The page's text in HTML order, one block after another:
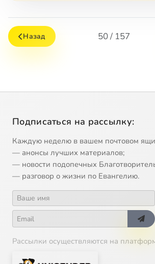
Назад 50 / 157
Подписаться на рассылку:
Каждую неделю в вашем почтовом
— анонсы лучших материалов;
— новости подопечных
— разговор о жизни по Евангелию.
Рассылки осуществляются на